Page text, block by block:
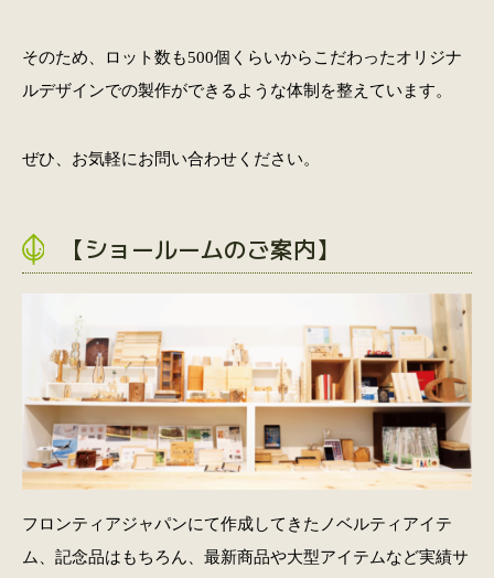
そのため、ロット数も500個くらいからこだわったオリジナ
ルデザインでの製作ができるような体制を整えています。
ぜひ、お気軽にお問い合わせください。
【ショールームのご案内】
フロンティアジャパンにて作成してきたノベルティアイテ
ム、記念品はもちろん、最新商品や大型アイテムなど実績サ